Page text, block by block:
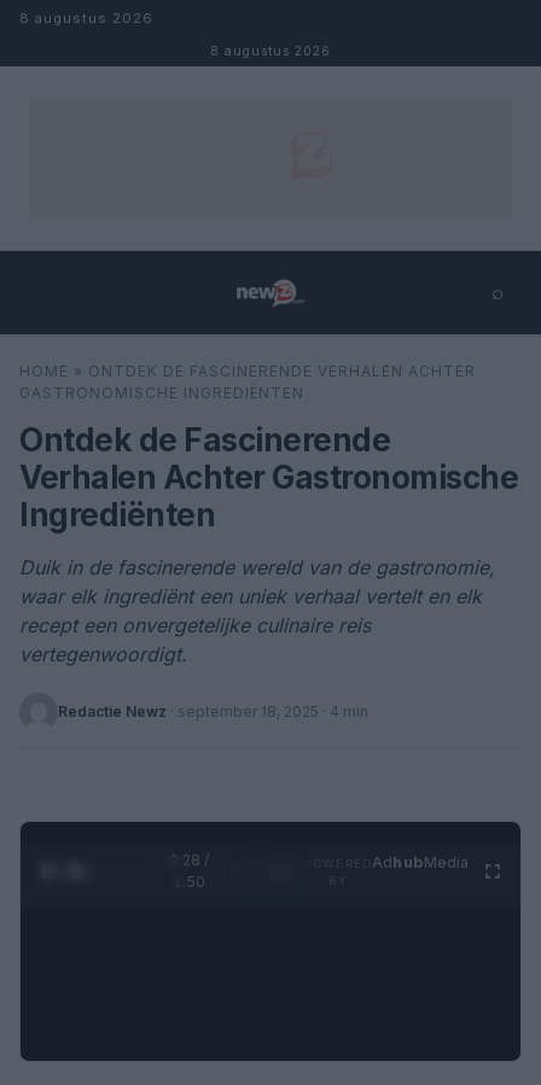
Naar inhoud
8 augustus 2026
8 augustus 2026
⌕
Zoeken ⌕
HOME » ONTDEK DE FASCINERENDE VERHALEN ACHTER
GASTRONOMISCHE INGREDIËNTEN
Ontdek de Fascinerende
Verhalen Achter Gastronomische
Ingrediënten
Duik in de fascinerende wereld van de gastronomie,
waar elk ingrediënt een uniek verhaal vertelt en elk
recept een onvergetelijke culinaire reis
vertegenwoordigt.
Redactie Newz · september 18, 2025 · 4 min
0:28 /
1:50
AdhubMedia